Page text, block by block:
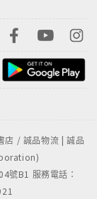
/ 誠品物流 | 誠品
號B1 服務電話：